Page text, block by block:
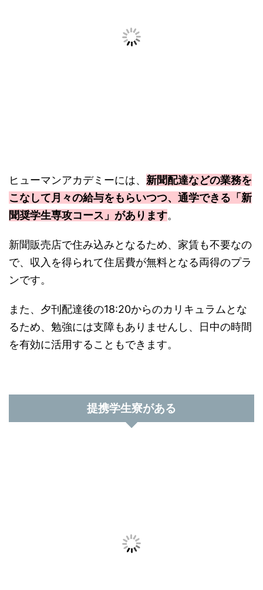
ヒューマンアカデミーには、 新聞配達などの業務を
こなして月々の給与をもらいつつ、通学できる「新
聞奨学生専攻コース」があります。
新聞販売店で住み込みとなるため、家賃も不要なの
で、収入を得られて住居費が無料となる両得のプラ
ンです。
また、夕刊配達後の18:20からのカリキュラムとな
るため、勉強には支障もありませんし、日中の時間
を有効に活用することもできます。
提携学生寮がある